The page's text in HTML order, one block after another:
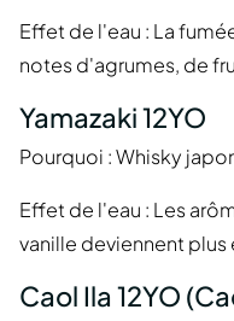
Effet de l'eau : La
notes d'agrumes, de
Yamazaki 12YO
Pourquoi : Whisky
Effet de l'eau : Les
vanille deviennent
Caol Ila 12YO